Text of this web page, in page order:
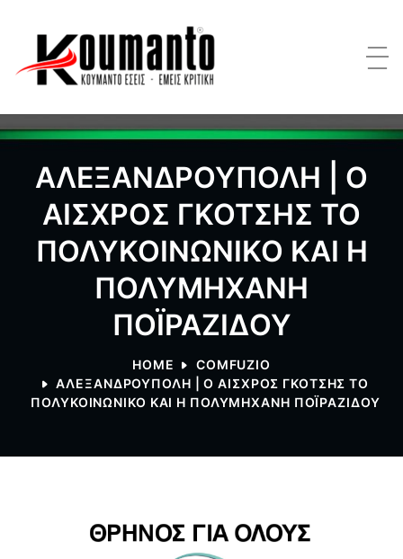
ΑΛΕΞΑΝΔΡΟΥΠΟΛΗ | Ο
ΑΙΣΧΡΟΣ ΓΚΟΤΣΗΣ ΤΟ
ΠΟΛΥΚΟΙΝΩΝΙΚΟ ΚΑΙ Η
ΠΟΛΥΜΗΧΑΝΗ
ΠΟΪΡΑΖΙΔΟΥ
HOME
COMFUZIO
ΑΛΕΞΑΝΔΡΟΥΠΟΛΗ | Ο ΑΙΣΧΡΟΣ ΓΚΟΤΣΗΣ ΤΟ
ΠΟΛΥΚΟΙΝΩΝΙΚΟ ΚΑΙ Η ΠΟΛΥΜΗΧΑΝΗ ΠΟΪΡΑΖΙΔΟΥ